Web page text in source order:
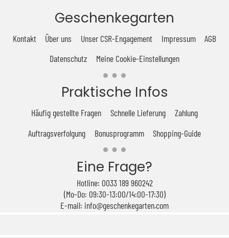
Geschenkegarten
Kontakt Über uns Unser CSR-Engagement Impressum
AGB
Datenschutz
Meine Cookie-Einstellungen
Praktische Infos
Häufig gestellte Fragen Schnelle Lieferung
Zahlung
Auftragsverfolgung
Bonusprogramm Shopping-Guide
Eine Frage?
Hotline: 0033 189 960242
(Mo-Do: 09:30-13:00/14:00-17:30)
E-mail: info@geschenkegarten.com